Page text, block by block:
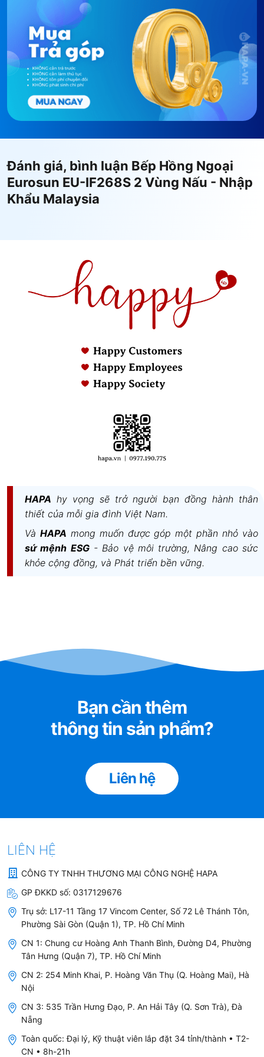
đáng tiếc xảy ra.
Chức năng tự động tắt bếp khi không có nồi:
Trong quá trình đun nấu, nếu nồi bị nhấc ra khỏi
vùng nấu của bếp thì bếp cũng sẽ tự ngắt công
suất và không đun nấu cho vùng nấu đó, màn
hình hiển thị chữ U để cảnh báo cho người
dùng.
2. Thông số kỹ thuật
Đánh giá, bình luận Bếp Hồng Ngoại
Eurosun EU-IF268S 2 Vùng Nấu - Nhập
Khẩu Malaysia
HAPA hy vọng sẽ trở người bạn đồng hành thân
thiết của mỗi gia đình Việt Nam.
Và HAPA mong muốn được góp một phần nhỏ vào
sứ mệnh ESG- Bảo vệ môi trường, Nâng cao sức
khỏe cộng đồng, và Phát triển bền vững.
Bạn cần thêm
thông tin sản phẩm?
Liên hệ
LIÊN HỆ
CÔNG TY TNHH THƯƠNG MẠI CÔNG NGHỆ HAPA
GP ĐKKD số: 0317129676
Trụ sở: L17-11 Tầng 17 Vincom Center, Số 72 Lê Thánh Tôn,
Phường Sài Gòn (Quận 1), TP. Hồ Chí Minh
CN 1: Chung cư Hoàng Anh Thanh Bình, Đường D4, Phường
Tân Hưng (Quận 7), TP. Hồ Chí Minh
CN 2: 254 Minh Khai, P. Hoàng Văn Thụ (Q. Hoàng Mai), Hà
Nội
CN 3: 535 Trần Hưng Đạo, P. An Hải Tây (Q. Sơn Trà), Đà
Nẵng
Toàn quốc: Đại lý, Kỹ thuật viên lắp đặt 34 tỉnh/thành • T2-
CN • 8h-21h